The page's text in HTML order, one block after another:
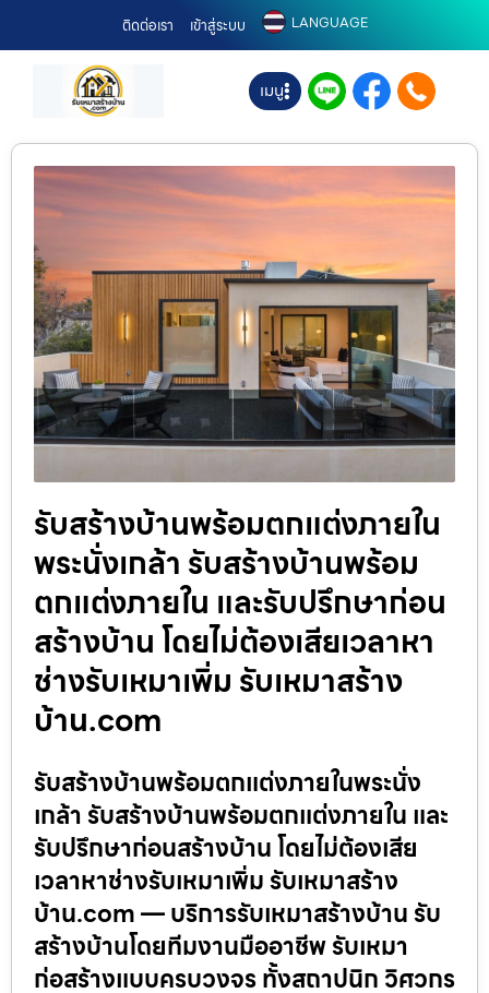
ติดต่อเรา เข้าสู่ระบบ LANGUAGE
เมนู
รับสร้างบ้านพร้อมตกแต่งภายใน
พระนั่งเกล้า รับสร้างบ้านพร้อม
ตกแต่งภายใน และรับปรึกษาก่อน
สร้างบ้าน โดยไม่ต้องเสียเวลาหา
ช่างรับเหมาเพิ่ม รับเหมาสร้าง
บ้าน.com
รับสร้างบ้านพร้อมตกแต่งภายในพระนั่ง
เกล้า รับสร้างบ้านพร้อมตกแต่งภายใน และ
รับปรึกษาก่อนสร้างบ้าน โดยไม่ต้องเสีย
เวลาหาช่างรับเหมาเพิ่ม รับเหมาสร้าง
บ้าน.com — บริการรับเหมาสร้างบ้าน รับ
สร้างบ้านโดยทีมงานมืออาชีพ รับเหมา
ก่อสร้างแบบครบวงจร ทั้งสถาปนิก วิศวกร